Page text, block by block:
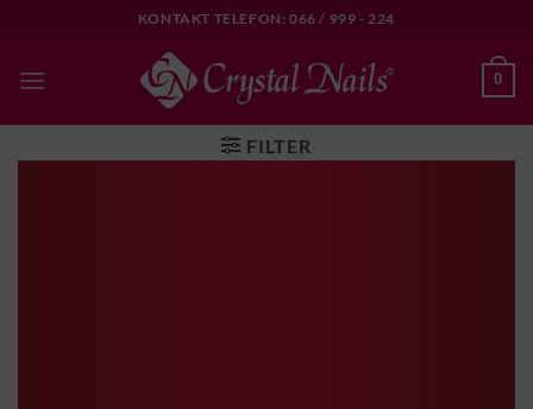
content
KONTAKT TELEFON: 066 / 999 - 224
0
FILTER